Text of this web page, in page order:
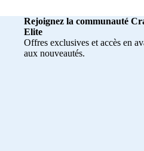
Rejoignez la communauté
Elite
Offres exclusives et accès en
aux nouveautés.